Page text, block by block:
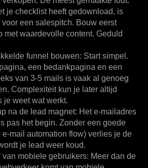
je checklist heeft gedownload, is
een salespitch. Bouw eerst
met waardevolle content. Geduld
funnel bouwen: Start simpel.
een bedankpagina en een
van 3-5 mails is vaak al genoeg
Complexiteit kun je later altijd
je weet wat werkt.
na de lead magnet: Het e-mailadres
pas het begin. Zonder een goede
mail automation flow) verlies je de
je lead weer koud.
van mobiele gebruikers: Meer dan de